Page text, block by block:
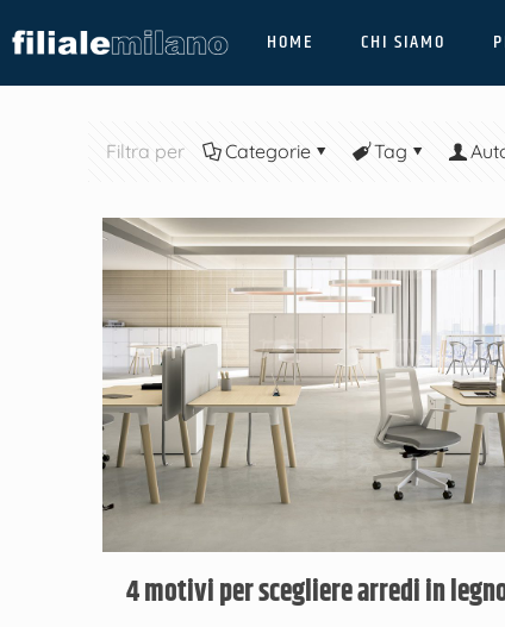
HOME CHI SIAMO
Filtra per Categorie Tag
4 motivi per scegliere arredi in